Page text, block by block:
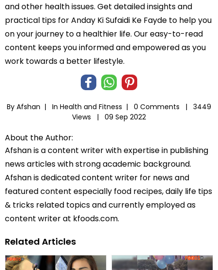
and other health issues. Get detailed insights and
practical tips for Anday Ki Sufaidi Ke Fayde to help you
on your journey to a healthier life. Our easy-to-read
content keeps you informed and empowered as you
work towards a better lifestyle.
By Afshan | In Health and Fitness | 0 Comments |
3449
Views |
09 Sep 2022
About the Author:
Afshan is a content writer with expertise in publishing
news articles with strong academic background.
Afshan is dedicated content writer for news and
featured content especially food recipes, daily life tips
& tricks related topics and currently employed as
content writer at kfoods.com.
Related Articles